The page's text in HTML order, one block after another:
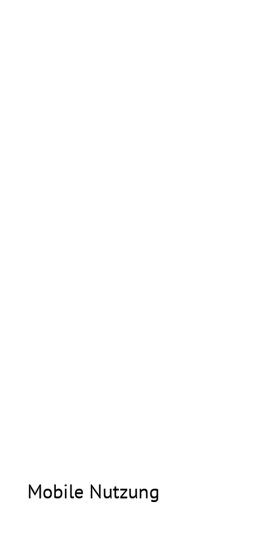
Mobile Nutzung